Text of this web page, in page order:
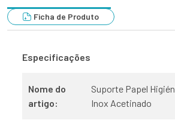
Ficha de Produto
Especificações
Nome do
artigo:
Suporte Papel
Inox Acetinado